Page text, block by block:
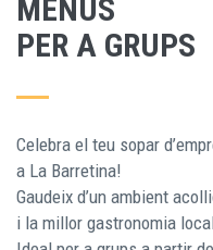
MENÚS
PER A GRUPS
Celebra el teu sopar
a La Barretina!
Gaudeix d’un ambient
i la millor gastronomia